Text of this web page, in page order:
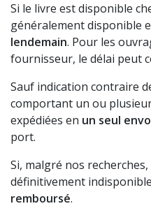
Si le livre est disponible
généralement disponible
lendemain. Pour les
fournisseur, le délai peut
Sauf indication contraire
comportant un ou
expédiées en un seul
port.
Si, malgré nos
définitivement
remboursé.